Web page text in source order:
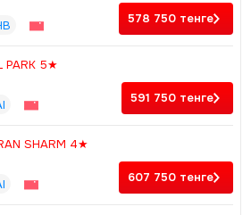
578 750 тенге
PARK 5★
591 750 тенге
SHARM 4★
607 750 тенге